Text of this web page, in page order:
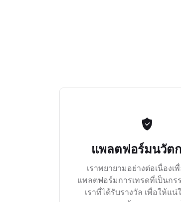
แพลตฟอร์มนวัต
เราพยายามอย่างต่อเนื่อง
แพลตฟอร์มการเทรดที่เป็นก
เราที่ได้รับรางวัล เพื่อให้แน่